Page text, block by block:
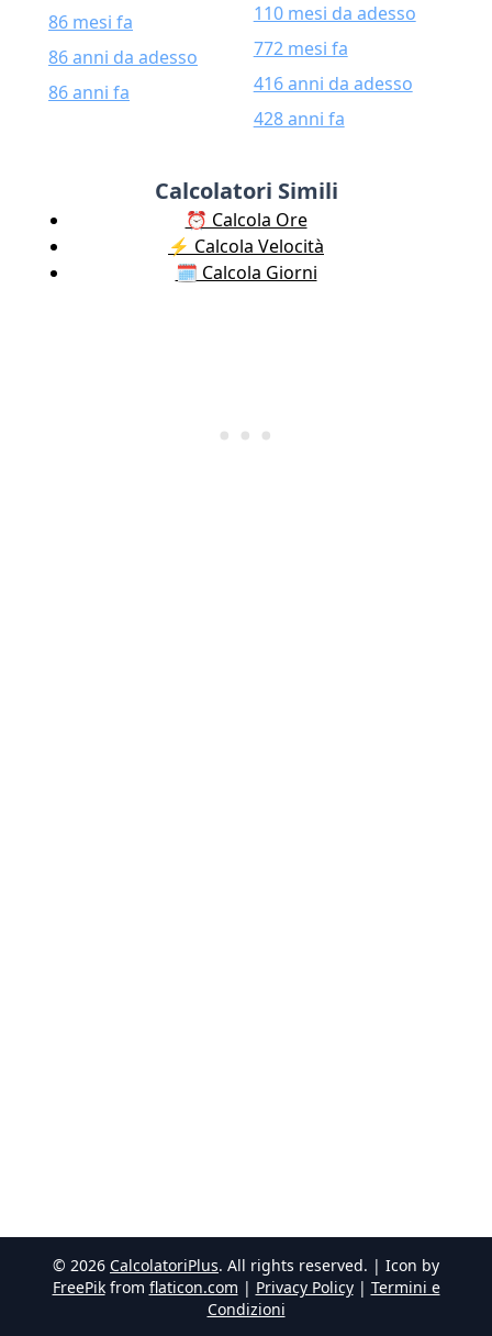
86 mesi fa
86 anni da adesso
86 anni fa
110 mesi da adesso
772 mesi fa
416 anni da adesso
428 anni fa
Calcolatori Simili
⏰ Calcola Ore
⚡️ Calcola Velocità
🗓️ Calcola Giorni
© 2026 CalcolatoriPlus. All rights reserved. | Icon by
FreePik from flaticon.com | Privacy Policy| Termini e
Condizioni